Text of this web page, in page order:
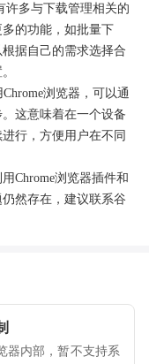
许多与下载管理相关的
的功能，如批量下
据自己的需求选择合
浏览器，可以通
这意味着在一个设备
行，方便用户在不同
Chrome浏览器插件和
然存在，建议联系谷
器内部，暂不支持系